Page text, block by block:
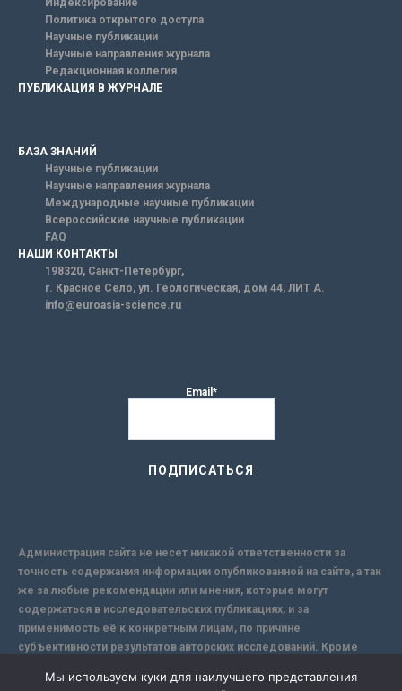
Индексирование
Политика открытого доступа
Научные публикации
Научные направления журнала
Редакционная коллегия
ПУБЛИКАЦИЯ В ЖУРНАЛЕ
БАЗА ЗНАНИЙ
Научные публикации
Научные направления журнала
Международные научные публикации
Всероссийские научные публикации
FAQ
НАШИ КОНТАКТЫ
198320, Санкт-Петербург,
г. Красное Село, ул. Геологическая, дом 44, ЛИТ А.
info@euroasia-science.ru
Email*
Администрация сайта не несет никакой ответственности за
точность содержания информации опубликованной на сайте, а так
же за любые рекомендации или мнения, которые могут
содержаться в исследовательских публикациях, и за
применимость её к конкретным лицам, по причине
субъективности результатов авторских исследований. Кроме
надежной защиты информации, Сайт не несет ответственности за
Мы используем куки для наилучшего представления